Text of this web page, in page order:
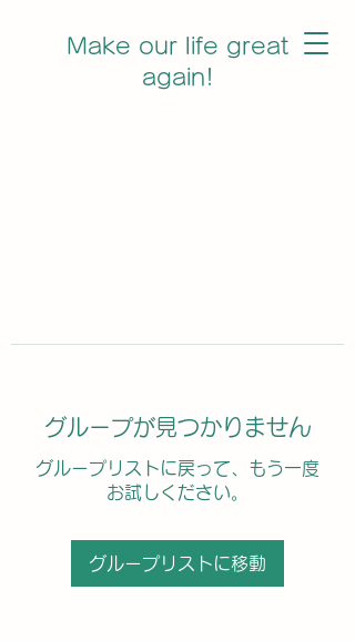
Make our life great
again!
グループが見つかりません
グループリストに戻って、もう一度
お試しください。
グループリストに移動